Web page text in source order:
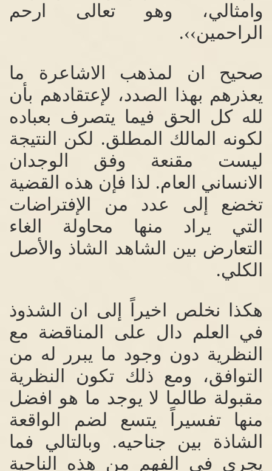
وامثالي، وهو تعالى ارحم
الراحمين››.
صحيح ان لمذهب الاشاعرة ما
يعذرهم بهذا الصدد، لإعتقادهم بأن
لله كل الحق فيما يتصرف بعباده
لكونه المالك المطلق. لكن النتيجة
ليست مقنعة وفق الوجدان
الانساني العام. لذا فإن هذه القضية
تخضع إلى عدد من الإفتراضات
التي يراد منها محاولة الغاء
التعارض بين الشاهد الشاذ والأصل
الكلي.
هكذا نخلص اخيراً إلى ان الشذوذ
في العلم دال على المناقضة مع
النظرية دون وجود ما يبرر له من
التوافق، ومع ذلك تكون النظرية
مقبولة طالما لا يوجد ما هو افضل
منها تفسيراً يتسع لضم الواقعة
الشاذة بين جناحيه. وبالتالي فما
يجري في الفهم من هذه الناحية